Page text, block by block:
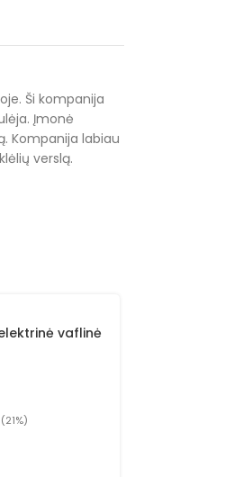
Ši kompanija
Įmonė
Kompanija labiau
verslą.
vaflinė